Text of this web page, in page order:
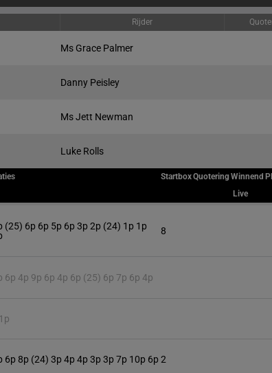
Rijder
Ms Grace Palmer
Danny Peisley
Ms Jett Newman
Luke Rolls
StartboxQuoteringWinnend
Live
(25) 6p 6p 5p 6p 3p 2p (24) 1p 1p
8
6p 4p 9p 6p 4p 6p (25) 6p 7p 6p 4p
6p 8p (24) 3p 4p 4p 3p 3p 7p 10p 6p 2